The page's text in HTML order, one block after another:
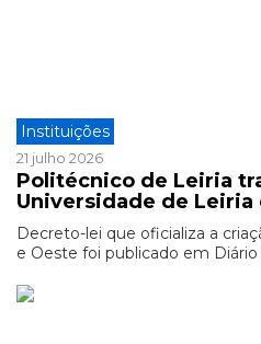
Instituições
21 julho 2026
Politécnico de Leiria
Universidade de Leiria
Decreto-lei que oficializa a
e Oeste foi publicado em Diário